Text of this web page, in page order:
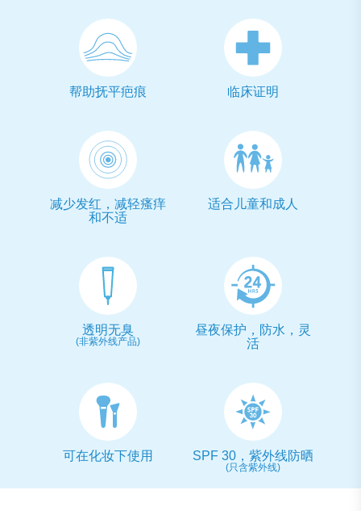
帮助抚平疤痕 临床证明
减少发红，减轻瘙痒
和不适
适合儿童和成人
透明无臭
(非紫外线产品)
昼夜保护，防水，灵
活
可在化妆下使用 SPF 30，紫外线防晒
(只含紫外线)